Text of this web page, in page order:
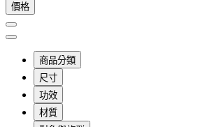
價格
商品分類
尺寸
功效
材質